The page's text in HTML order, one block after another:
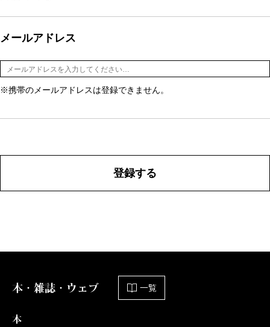
メールアドレス
※携帯のメールアドレスは登録できません。
登録する
本・雑誌・ウェブ 一覧
本